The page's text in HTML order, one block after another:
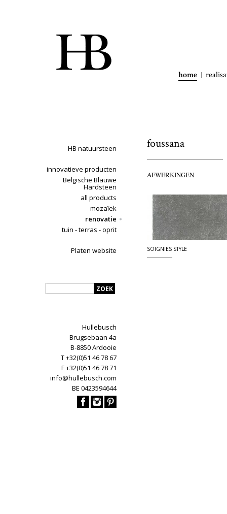
home
HB natuursteen
innovatieve producten
Belgische Blauwe
Hardsteen
all products
mozaïek
renovatie
tuin - terras - oprit
Platen website
Hullebusch
Brugsebaan 4a
B-8850 Ardooie
T +32(0)51 46 78 67
F +32(0)51 46 78 71
info@hullebusch.com
BE 0423594644
foussana
AFWERKINGEN
SOIGNIES STYLE